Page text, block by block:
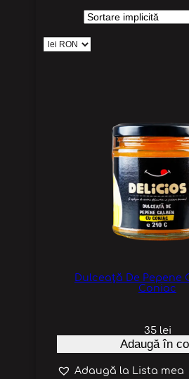
Dulceață De Pepene
Coniac
35 lei
Adaugă în
Adaugă la Lista mea